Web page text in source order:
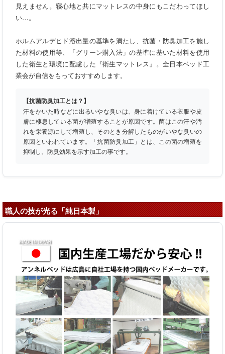
見えません。寝心地と共にマットレスの中身にもこだわってほし
い…。
ホルムアルデヒド溶出量の基準を満たし、抗菌・防臭加工を施し
た材料の使用等、「グリーン購入法」の基準に基いた材料を使用
した衛生と環境に配慮した『衛生マットレス』。全日本ベッド工
業会が自信をもっておすすめします。
【抗菌防臭加工とは？】
汗をかいた時などに出るいやな臭いは、身に着けている衣服や皮
膚に棲息している菌が増殖することが原因です。菌はこの汗や汚
れを栄養源にして増殖し、そのとき分解したものがいやな臭いの
原因といわれています。「抗菌防臭加工」とは、この菌の増殖を
抑制し、防臭効果を示す加工の事です。
職人の技が光る「純日本製」